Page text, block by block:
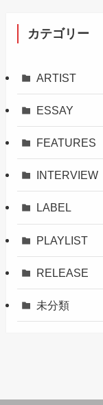
カテゴリー
ARTIST
ESSAY
FEATURES
INTERVIEW
LABEL
PLAYLIST
RELEASE
未分類